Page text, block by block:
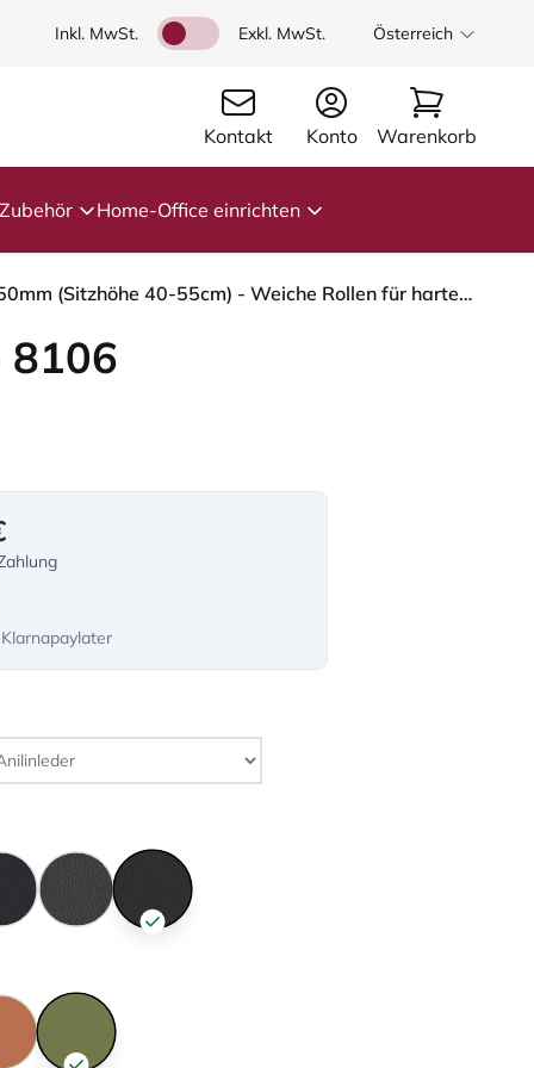
Inkl. MwSt. Exkl. MwSt. Österreich
Kontakt Konto Warenkorb
Zubehör Home-Office einrichten
HÅG Capisco 8106 - Paloma Soft (Wollsdorf) - Semi-Anilinleder - PL56100 Black - Moss Grey - 150mm (Sitzhöhe 40-55cm) - Weiche Rollen für harte Böden
8106